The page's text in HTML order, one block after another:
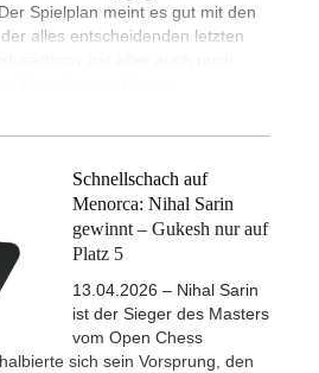
Spielplan meint es gut mit den
alles entscheidenden letzten
Schnellschach auf
Menorca: Nihal Sarin
gewinnt – Gukesh nur auf
Platz 5
13.04.2026 – Nihal Sarin
ist der Sieger des Masters
vom Open Chess
sich sein Vorsprung, den